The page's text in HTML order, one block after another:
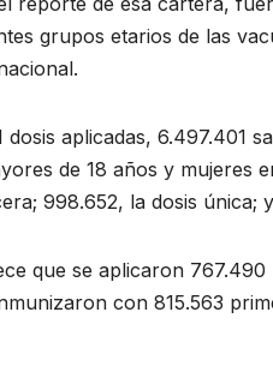
grupos etarios de las
dosis aplicadas, 6.497.401
de 18 años y mujeres
998.652, la dosis única;
que se aplicaron
con 815.563